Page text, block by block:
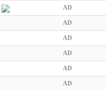
AD
AD
AD
AD
AD
AD